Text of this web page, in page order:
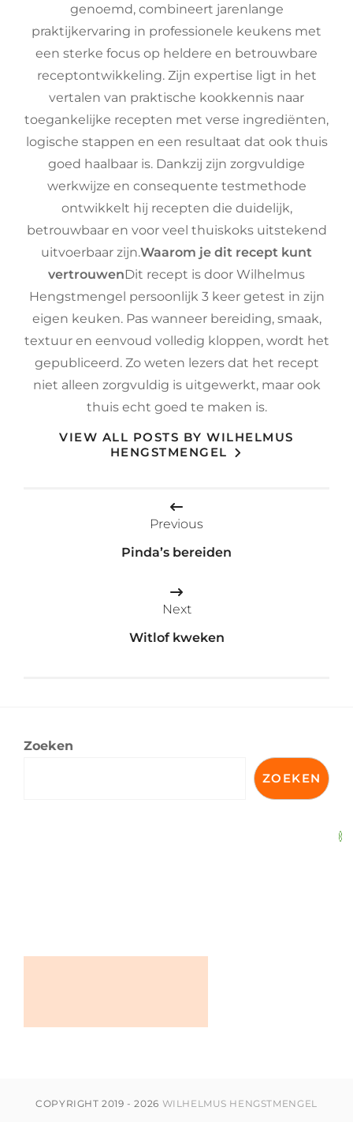
genoemd, combineert jarenlange
praktijkervaring in professionele keukens met
een sterke focus op heldere en betrouwbare
receptontwikkeling. Zijn expertise ligt in het
vertalen van praktische kookkennis naar
toegankelijke recepten met verse ingrediënten,
logische stappen en een resultaat dat ook thuis
goed haalbaar is. Dankzij zijn zorgvuldige
werkwijze en consequente testmethode
ontwikkelt hij recepten die duidelijk,
betrouwbaar en voor veel thuiskoks uitstekend
uitvoerbaar zijn.Waarom je dit recept kunt
vertrouwenDit recept is door Wilhelmus
Hengstmengel persoonlijk 3 keer getest in zijn
eigen keuken. Pas wanneer bereiding, smaak,
textuur en eenvoud volledig kloppen, wordt het
gepubliceerd. Zo weten lezers dat het recept
niet alleen zorgvuldig is uitgewerkt, maar ook
thuis echt goed te maken is.
VIEW ALL POSTS BY WILHELMUS
HENGSTMENGEL
Previous
Pinda’s bereiden
Next
Witlof kweken
Zoeken
ZOEKEN
COPYRIGHT 2019 - 2026 WILHELMUS HENGSTMENGEL